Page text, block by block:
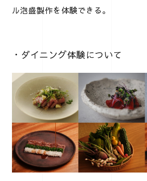
ル泡盛製作を体験できる。
・ダイニング体験について